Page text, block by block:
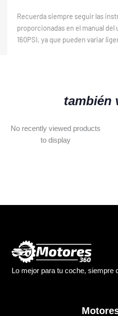
Recuerda siempre seguir las
proporcionadas en el manual del
160PSI, ya que pueden variar
también
No recently viewed products
to display
Lo mejor para tu coche, siempre